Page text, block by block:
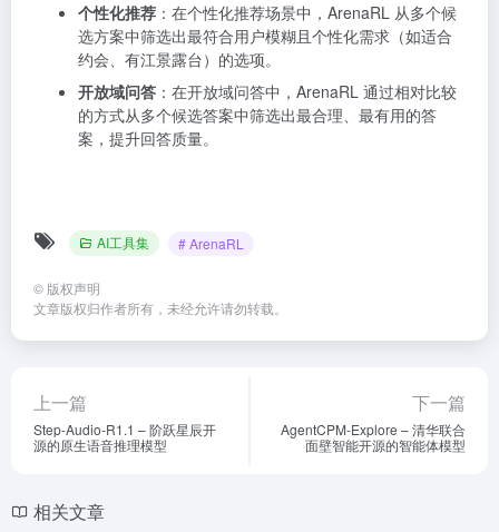
个性化推荐 ：在个性化推荐场景中，ArenaRL 从多个候
选方案中筛选出最符合用户模糊且个性化需求（如适合
约会、有江景露台）的选项。
开放域问答 ：在开放域问答中，ArenaRL 通过相对比较
的方式从多个候选答案中筛选出最合理、最有用的答
案，提升回答质量。
AI工具集 # ArenaRL
© 版权声明
文章版权归作者所有，未经允许请勿转载。
上一篇
Step-Audio-R1.1 – 阶跃星辰开
源的原生语音推理模型
下一篇
AgentCPM-Explore – 清华联合
面壁智能开源的智能体模型
相关文章